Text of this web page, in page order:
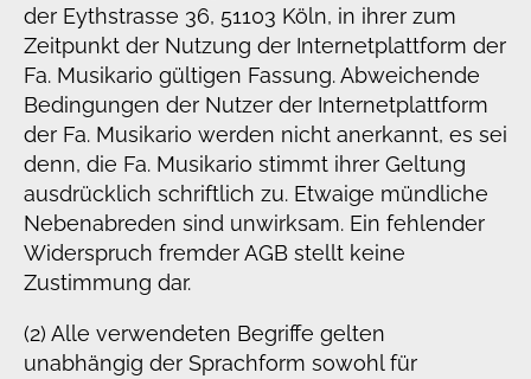
der Eythstrasse 36, 51103 Köln, in ihrer zum
Zeitpunkt der Nutzung der Internetplattform der
Fa. Musikario gültigen Fassung. Abweichende
Bedingungen der Nutzer der Internetplattform
der Fa. Musikario werden nicht anerkannt, es sei
denn, die Fa. Musikario stimmt ihrer Geltung
ausdrücklich schriftlich zu. Etwaige mündliche
Nebenabreden sind unwirksam. Ein fehlender
Widerspruch fremder AGB stellt keine
Zustimmung dar.
(2) Alle verwendeten Begriffe gelten
unabhängig der Sprachform sowohl für